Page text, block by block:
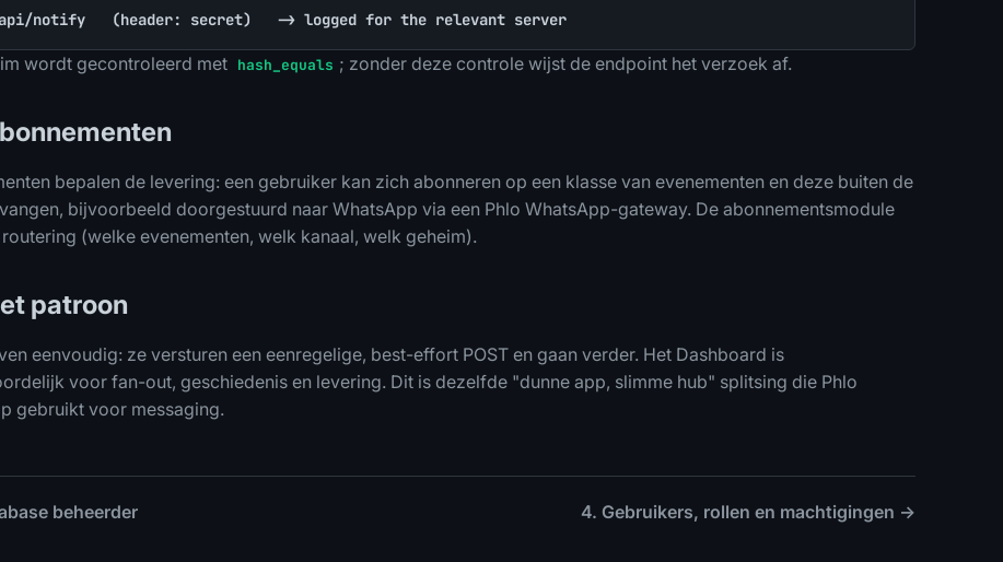
/api/notify   (header: secret)   -> logged for the relevant server
wordt gecontroleerd met hash_equals ; zonder deze controle wijst de endpoint het verzoek af.
bepalen de levering: een gebruiker kan zich abonneren op een klasse van evenementen en deze buiten de
bijvoorbeeld doorgestuurd naar WhatsApp via een Phlo WhatsApp-gateway. De abonnementsmodule
(welke evenementen, welk kanaal, welk geheim).
patroon
eenvoudig: ze versturen een eenregelige, best-effort POST en gaan verder. Het Dashboard is
voor fan-out, geschiedenis en levering. Dit is dezelfde "dunne app, slimme hub" splitsing die Phlo
gebruikt voor messaging.
beheerder 4. Gebruikers, rollen en machtigingen →